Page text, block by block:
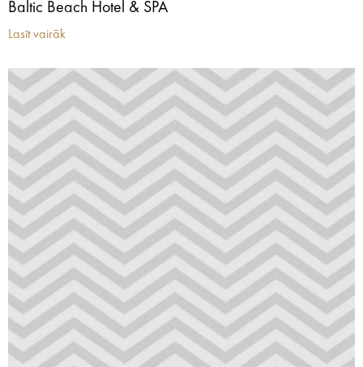
Baltic Beach Hotel & SPA
Lasīt vairāk